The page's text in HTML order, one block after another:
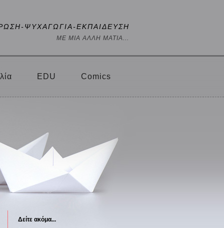
ΨΥΧΑΓΩΓΙΑ-ΕΚΠΑΙΔΕΥΣΗ
ΜΕ ΜΙΑ ΑΛΛΗ ΜΑΤΙΑ...
EDU Comics
Δείτε ακόμα...